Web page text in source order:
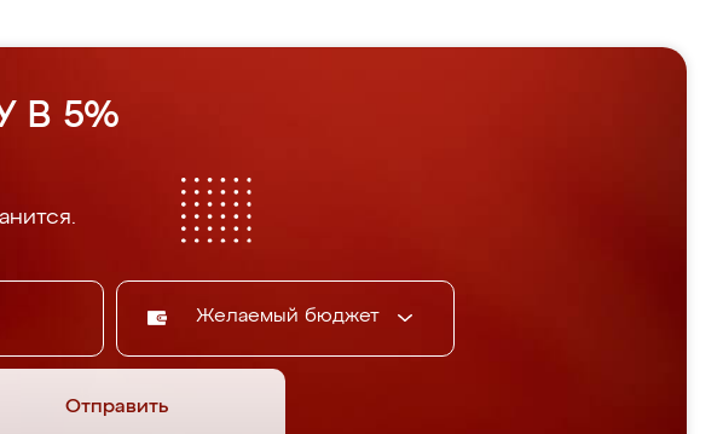
В 5%
Желаемый бюджет
Отправить